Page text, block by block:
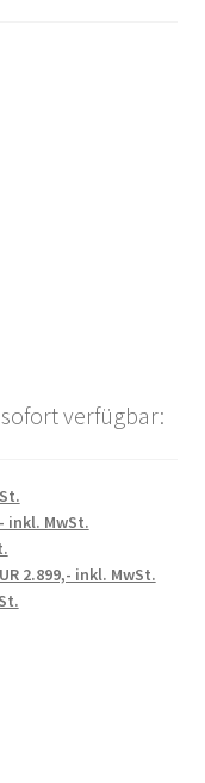
verfügbar:
inkl. MwSt.
2.899,- inkl. MwSt.